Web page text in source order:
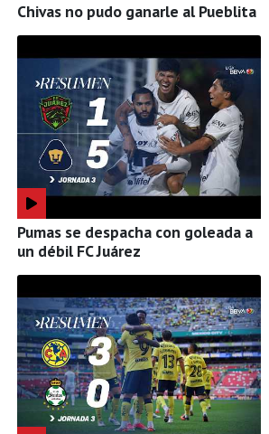
Chivas no pudo ganarle al Pueblita
Pumas se despacha con goleada a
un débil FC Juárez